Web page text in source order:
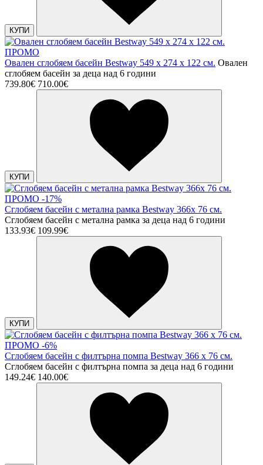
КУПИ
ПРОМО
Овален сглобяем басейн Bestway 549 x 274 x 122 см. Овален
сглобяем басейн за деца над 6 години
739.80€ 710.00€
КУПИ
ПРОМО -17%
Сглобяем басейн с метална рамка Bestway 366х 76 см.
Сглобяем басейн с метална рамка за деца над 6 години
133.93€ 109.99€
КУПИ
ПРОМО -6%
Сглобяем басейн с филтърна помпа Bestway 366 х 76 см.
Сглобяем басейн с филтърна помпа за деца над 6 години
149.24€ 140.00€